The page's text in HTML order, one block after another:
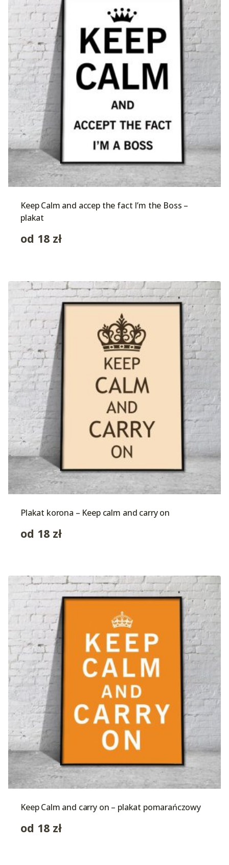
Keep Calm and accep the fact I’m the Boss –
plakat
od 18 zł
Plakat korona – Keep calm and carry on
od 18 zł
Keep Calm and carry on – plakat pomarańczowy
od 18 zł